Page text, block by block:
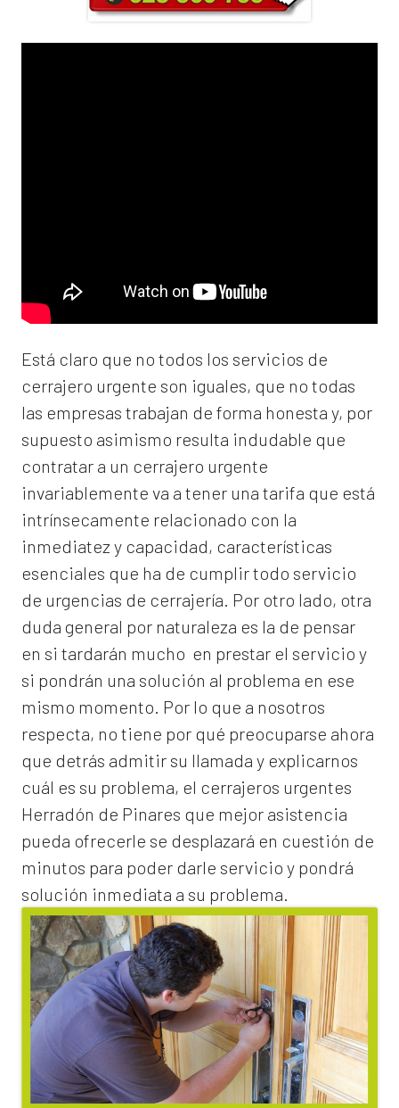
Está claro que no todos los servicios de
cerrajero urgente son iguales, que no todas
las empresas trabajan de forma honesta y, por
supuesto asimismo resulta indudable que
contratar a un cerrajero urgente
invariablemente va a tener una tarifa que está
intrínsecamente relacionado con la
inmediatez y capacidad, características
esenciales que ha de cumplir todo servicio
de urgencias de cerrajería. Por otro lado, otra
duda general por naturaleza es la de pensar
en si tardarán mucho en prestar el servicio y
si pondrán una solución al problema en ese
mismo momento. Por lo que a nosotros
respecta, no tiene por qué preocuparse ahora
que detrás admitir su llamada y explicarnos
cuál es su problema, el cerrajeros urgentes
Herradón de Pinares que mejor asistencia
pueda ofrecerle se desplazará en cuestión de
minutos para poder darle servicio y pondrá
solución inmediata a su problema.